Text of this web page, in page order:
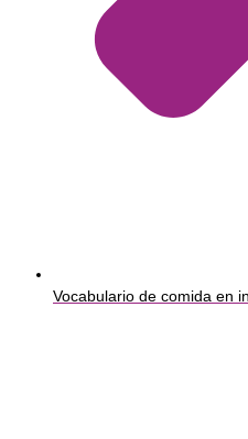
Vocabulario de comida en